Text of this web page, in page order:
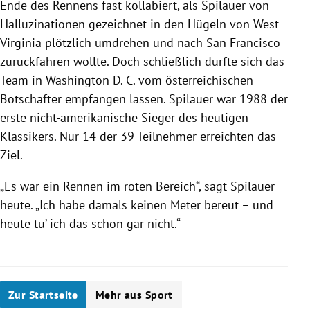
Ende des Rennens fast kollabiert, als Spilauer von
Halluzinationen gezeichnet in den Hügeln von West
Virginia plötzlich umdrehen und nach San Francisco
zurückfahren wollte. Doch schließlich durfte sich das
Team in Washington D. C. vom österreichischen
Botschafter empfangen lassen. Spilauer war 1988 der
erste nicht-amerikanische Sieger des heutigen
Klassikers. Nur 14 der 39 Teilnehmer erreichten das
Ziel.
„Es war ein Rennen im roten Bereich“, sagt Spilauer
heute. „Ich habe damals keinen Meter bereut – und
heute tu’ ich das schon gar nicht.“
Zur Startseite Mehr aus Sport